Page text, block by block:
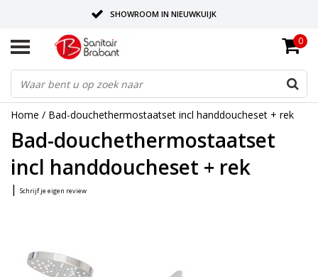
SHOWROOM IN NIEUWKUIJK
BEZORGING OP AFSPRAAK
LEVERING EN REALISATIE ONDER EEN DAK!
0
Home / Bad-douchethermostaatset incl handdoucheset + rek
Bad-douchethermostaatset
incl handdoucheset + rek
| Schrijf je eigen review